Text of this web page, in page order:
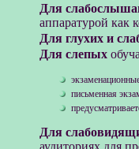
Для
аппаратурой как
Для глухих и
Для слепых
письменная
Для
аудиториях для